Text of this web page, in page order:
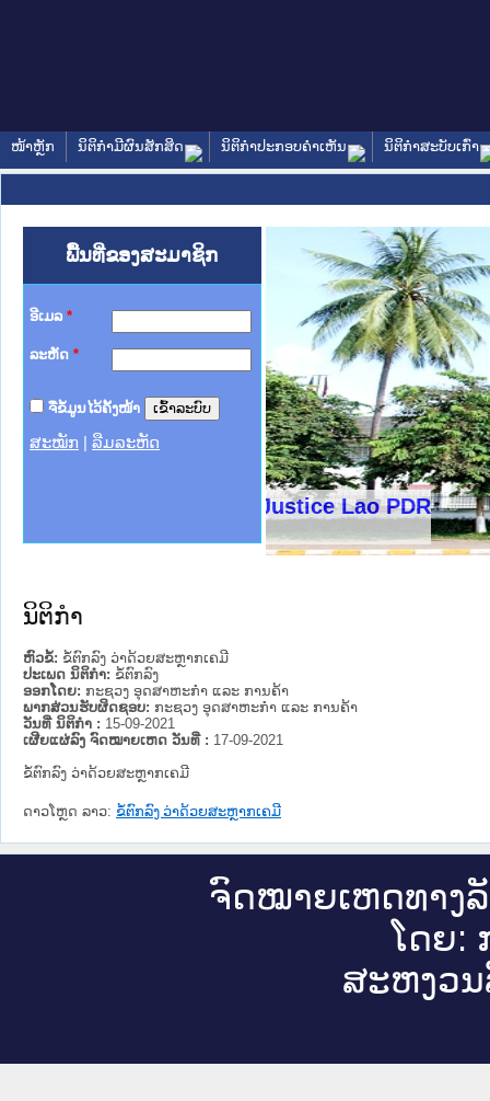
ໜ້າຫຼັກ ນິຕິກໍາມີຜົນສັກສິດ ນິຕິກໍາປະກອບຄໍາເຫັນ ນິຕິກໍາສະບັບເກົ່າ
ພື້ນທີ່ຂອງສະມາຊິກ
ອີເມລ *
ລະຫັດ *
ຈື່ຂໍ້ມູນໄວ້ຄັ້ງໜ້າ
ສະໝັກ ລືມລະຫັດ
Ministry of Justice Lao PDR
າຊົນ ພາກເໜືອ
ການ
ກາງ
ໃຕ້
ຕຳຫຼວດປະຊາຊົນ
ສັນຕິບານປະຊາຊົນ
ກເໜືອ
າຊົນ ພາກກາງ
ນິຕິກໍາ
ຫົວຂໍ້: ຂໍ້ຕົກລົງ ວ່າດ້ວຍສະຫຼາກເຄມີ
ປະເພດ ນິຕິກໍາ: ຂໍ້ຕົກລົງ
ອອກໂດຍ: ກະຊວງ ອຸດສາຫະກຳ ແລະ ການຄ້າ
ພາກສ່ວນຮັບຜິດຊອບ: ກະຊວງ ອຸດສາຫະກຳ ແລະ ການຄ້າ
ວັນທີ່ ນິຕິກໍາ : 15-09-2021
ເຜີຍແຜ່ລົງ ຈົດໝາຍເຫດ ວັນທີ່ : 17-09-2021
ຂໍ້ຕົກລົງ ວ່າດ້ວຍສະຫຼາກເຄມີ
ດາວໂຫຼດ ລາວ: ຂໍ້ຕົກລົງ ວ່າດ້ວຍສະຫຼາກເຄມີ
ຈົດ​ໝາຍ​ເຫດ​ທາງ​
ໂດຍ:
ສະ​ຫງວນ​